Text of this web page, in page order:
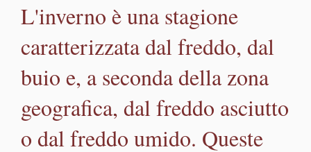
L'inverno è una stagione
caratterizzata dal freddo, dal
buio e, a seconda della zona
geografica, dal freddo asciutto
o dal freddo umido. Queste